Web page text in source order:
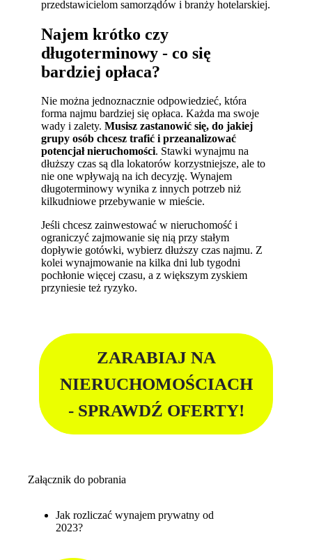
przedstawicielom samorządów i branży hotelarskiej.
Najem krótko czy
długoterminowy - co się
bardziej opłaca?
Nie można jednoznacznie odpowiedzieć, która
forma najmu bardziej się opłaca. Każda ma swoje
wady i zalety.Musisz zastanowić się, do jakiej
grupy osób chcesz trafić i przeanalizować
potencjał nieruchomości. Stawki wynajmu na
dłuższy czas są dla lokatorów korzystniejsze, ale to
nie one wpływają na ich decyzję. Wynajem
długoterminowy wynika z innych potrzeb niż
kilkudniowe przebywanie w mieście.
Jeśli chcesz zainwestować w nieruchomość i
ograniczyć zajmowanie się nią przy stałym
dopływie gotówki, wybierz dłuższy czas najmu. Z
kolei wynajmowanie na kilka dni lub tygodni
pochłonie więcej czasu, a z większym zyskiem
przyniesie też ryzyko.
ZARABIAJ NA
NIERUCHOMOŚCIACH
- SPRAWDŹ OFERTY!
Załącznik do pobrania
Jak rozliczać wynajem prywatny od
2023?